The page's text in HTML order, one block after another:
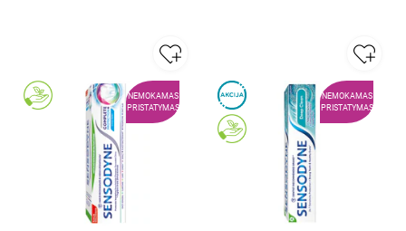
NEMOKAMAS
PRISTATYMAS
NEMOKAMAS
PRISTATYMAS